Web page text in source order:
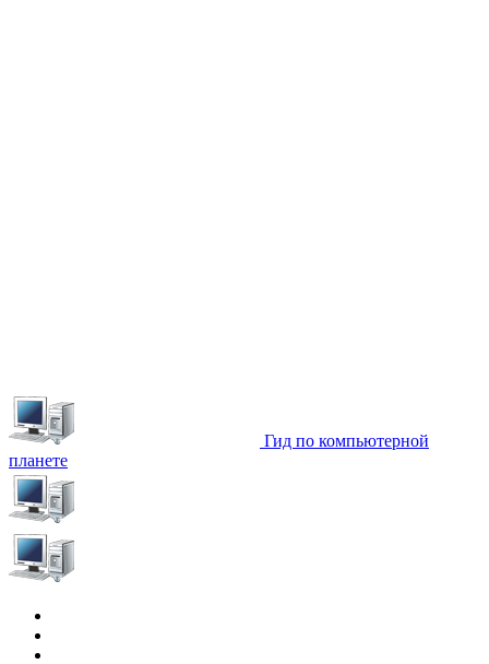
Гид по компьютерной
планете